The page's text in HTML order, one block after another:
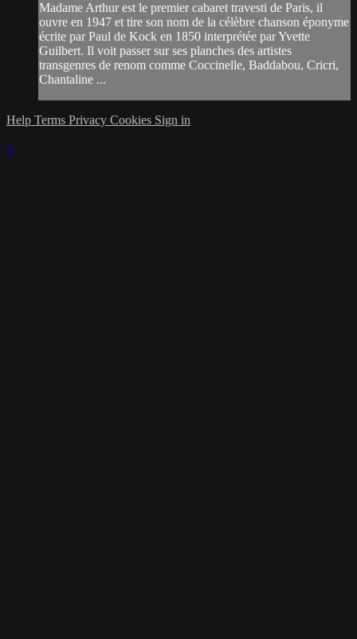
Madame Arthur est le premier cabaret travesti de Paris, il
ouvre en 1947 et tire son nom de la célèbre chanson éponyme
écrite par Paul de Kock en 1850 interprétée par Yvette
Guilbert. Il voit passer sur ses planches des artistes
transgenres de renom comme Coccinelle, Baddabou, Cricri,
Chantaline ...
Help Terms Privacy Cookies Sign in
×